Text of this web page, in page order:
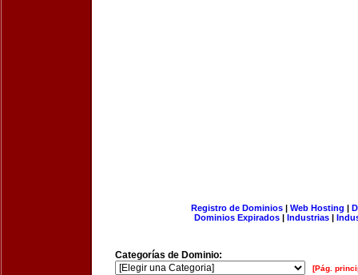
Registro de Dominios| Web Hosting |
Dominios Expirados | Industrias |
Categorías de Dominio:
[Pág.